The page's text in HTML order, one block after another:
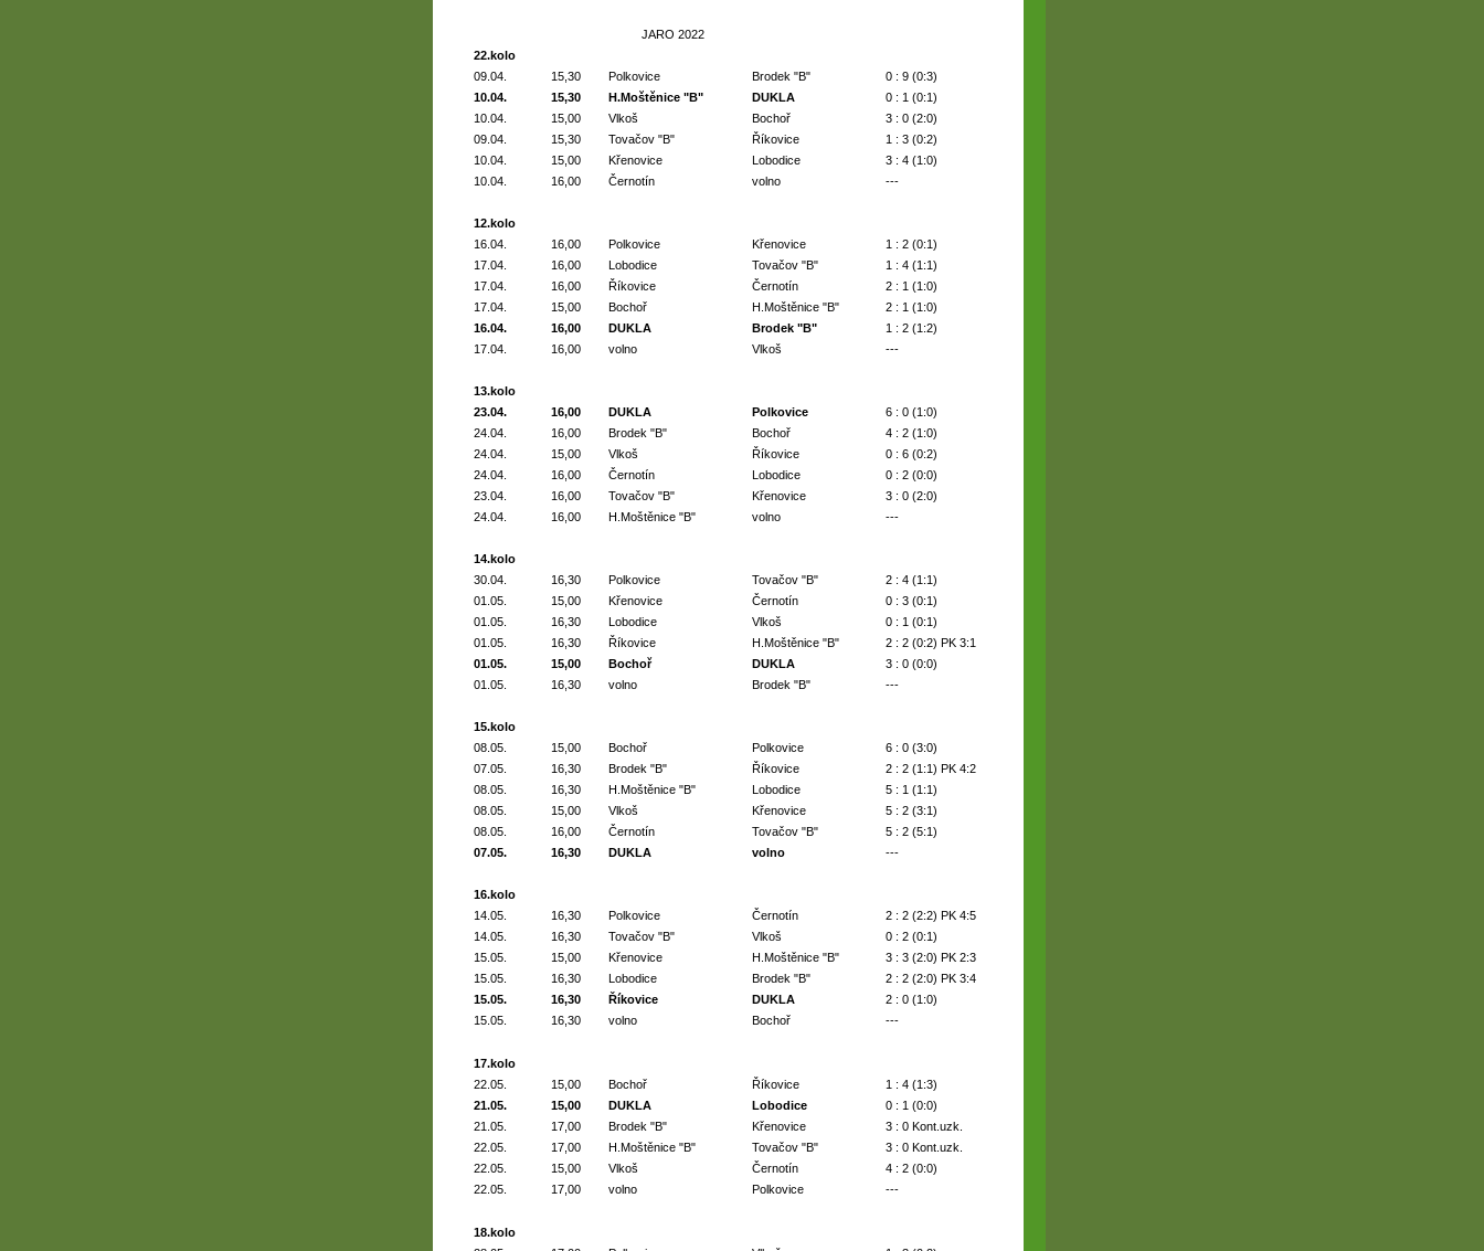
JARO 2022
22.kolo
09.04.
15,30 Polkovice Brodek "B"
0 : 9 (0:3)
10.04.
15,30 H.Moštěnice "B" DUKLA
0 : 1 (0:1)
10.04.
15,00 Vlkoš Bochoř
3 : 0 (2:0)
09.04.
15,30 Tovačov "B" Říkovice
1 : 3 (0:2)
10.04.
15,00 Křenovice Lobodice
3 : 4 (1:0)
10.04.
16,00 Černotín volno ---
12.kolo
16.04.
16,00 Polkovice Křenovice
1 : 2 (0:1)
17.04.
16,00 Lobodice Tovačov "B"
1 : 4 (1:1)
17.04.
16,00 Říkovice Černotín
2 : 1 (1:0)
17.04.
15,00 Bochoř H.Moštěnice "B"
2 : 1 (1:0)
16.04.
16,00 DUKLA Brodek "B"
1 : 2 (1:2)
17.04.
16,00 volno Vlkoš ---
13.kolo
23.04.
16,00 DUKLA Polkovice
6 : 0 (1:0)
24.04.
16,00 Brodek "B" Bochoř
4 : 2 (1:0)
24.04.
15,00 Vlkoš Říkovice
0 : 6 (0:2)
24.04.
16,00 Černotín Lobodice
0 : 2 (0:0)
23.04.
16,00 Tovačov "B" Křenovice
3 : 0 (2:0)
24.04.
16,00 H.Moštěnice "B" volno ---
14.kolo
30.04.
16,30 Polkovice Tovačov "B"
2 : 4 (1:1)
01.05.
15,00 Křenovice Černotín
0 : 3 (0:1)
01.05.
16,30 Lobodice Vlkoš
0 : 1 (0:1)
01.05.
16,30 Říkovice H.Moštěnice "B"
2 : 2 (0:2) PK 3:1
01.05.
15,00 Bochoř DUKLA
3 : 0 (0:0)
01.05.
16,30 volno Brodek "B" ---
15.kolo
08.05.
15,00 Bochoř Polkovice
6 : 0 (3:0)
07.05.
16,30 Brodek "B" Říkovice
2 : 2 (1:1) PK 4:2
08.05.
16,30 H.Moštěnice "B" Lobodice
5 : 1 (1:1)
08.05.
15,00 Vlkoš Křenovice
5 : 2 (3:1)
08.05.
16,00 Černotín Tovačov "B"
5 : 2 (5:1)
07.05.
16,30 DUKLA volno ---
16.kolo
14.05.
16,30 Polkovice Černotín
2 : 2 (2:2) PK 4:5
14.05.
16,30 Tovačov "B" Vlkoš
0 : 2 (0:1)
15.05.
15,00 Křenovice H.Moštěnice "B"
3 : 3 (2:0) PK 2:3
15.05.
16,30 Lobodice Brodek "B"
2 : 2 (2:0) PK 3:4
15.05.
16,30 Říkovice DUKLA
2 : 0 (1:0)
15.05.
16,30 volno Bochoř ---
17.kolo
22.05.
15,00 Bochoř Říkovice
1 : 4 (1:3)
21.05.
15,00 DUKLA Lobodice
0 : 1 (0:0)
21.05.
17,00 Brodek "B" Křenovice
3 : 0 Kont.uzk.
22.05.
17,00 H.Moštěnice "B" Tovačov "B"
3 : 0 Kont.uzk.
22.05.
15,00 Vlkoš Černotín
4 : 2 (0:0)
22.05.
17,00 volno Polkovice ---
18.kolo